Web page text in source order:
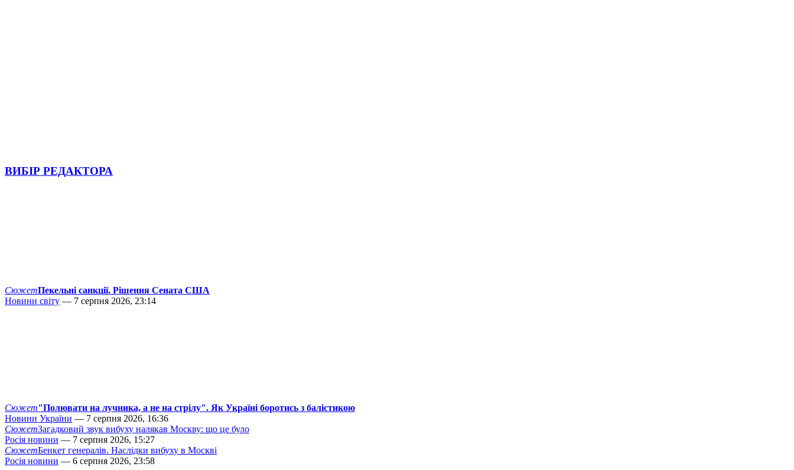
ВИБІР РЕДАКТОРА
СюжетПекельні санкції. Рішення Сената США
Новини світу — 7 серпня 2026, 23:14
Сюжет"Полювати на лучника, а не на стрілу". Як Україні боротись з балістикою
Новини України — 7 серпня 2026, 16:36
СюжетЗагадковий звук вибуху налякав Москву: що це було
Росія новини — 7 серпня 2026, 15:27
СюжетБенкет генералів. Наслідки вибуху в Москві
Росія новини — 6 серпня 2026, 23:58